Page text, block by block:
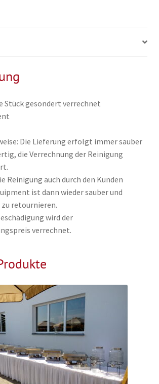
Stück gesondert verrechnet
Die Lieferung erfolgt immer sauber
die Verrechnung der Reinigung
Reinigung auch durch den Kunden
ist dann wieder sauber und
retournieren.
wird der
verrechnet.